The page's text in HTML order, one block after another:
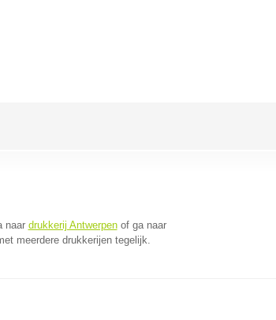
naar drukkerij Antwerpenof ga naar
meerdere drukkerijen tegelijk.